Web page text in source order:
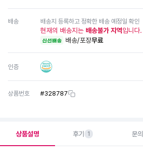
배송 배송지 등록하고 정확한 배송 예정일 확인
현재의 배송지는 배송불가 지역입니다.
신선배송 배송/포장무료
인증
상품번호 #328787
상품설명 후기 1 문의